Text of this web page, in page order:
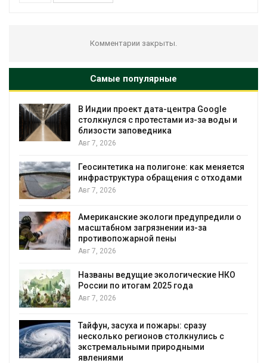
Комментарии закрыты.
Самые популярные
В Индии проект дата-центра Google
столкнулся с протестами из-за воды и
близости заповедника
Авг 7, 2026
Геосинтетика на полигоне: как меняется
инфраструктура обращения с отходами
Авг 7, 2026
Американские экологи предупредили о
масштабном загрязнении из-за
противопожарной пены
Авг 7, 2026
Названы ведущие экологические НКО
России по итогам 2025 года
Авг 7, 2026
Тайфун, засуха и пожары: сразу
несколько регионов столкнулись с
экстремальными природными
явлениями